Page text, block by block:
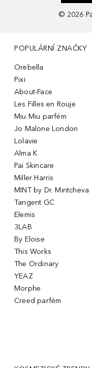
© 2026
POPULÁRNÍ ZNAČKY
Orebella
Pixi
About-Face
Les Filles en Rouje
Miu Miu parfém
Jo Malone London
Lolavie
Alma K
Pai Skincare
Miller Harris
MINT by Dr. Mintcheva
Tangent GC
Elemis
3LAB
By Eloise
This Works
The Ordinary
YEAZ
Morphe
Creed parfém